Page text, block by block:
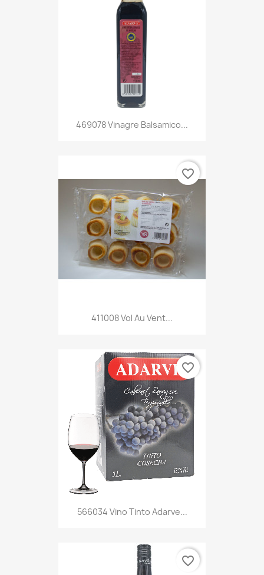
469078 Vinagre Balsamico...
411008 Vol Au Vent...
favorite_border
566034 Vino Tinto Adarve...
favorite_border
favorite_border